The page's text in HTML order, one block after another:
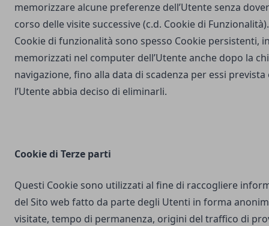
memorizzare alcune preferenze dell’Utente senza
corso delle visite successive (c.d. Cookie di
Cookie di funzionalità sono spesso Cookie persistenti,
memorizzati nel computer dell’Utente anche dopo la
navigazione, fino alla data di scadenza per essi
l’Utente abbia deciso di eliminarli.
Cookie di Terze parti
Questi Cookie sono utilizzati al fine di raccogliere
del Sito web fatto da parte degli Utenti in forma
visitate, tempo di permanenza, origini del traffico di